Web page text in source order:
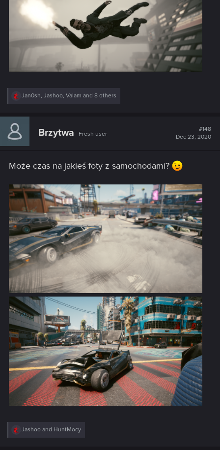
R
c
i
:
Jan0sh, Jashoo, Valam and 8 others
Brzytwa Fresh user
#148
Dec 23, 2020
Może czas na jakieś foty z samochodami?
R
Jashoo and HuntMocy